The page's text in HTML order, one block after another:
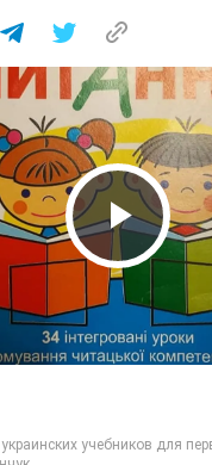
Play